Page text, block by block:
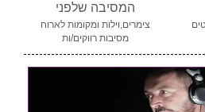
המסיבה שלפני
צימרים,וילות ומקומות לארוח
מסיבות רווקים/ות